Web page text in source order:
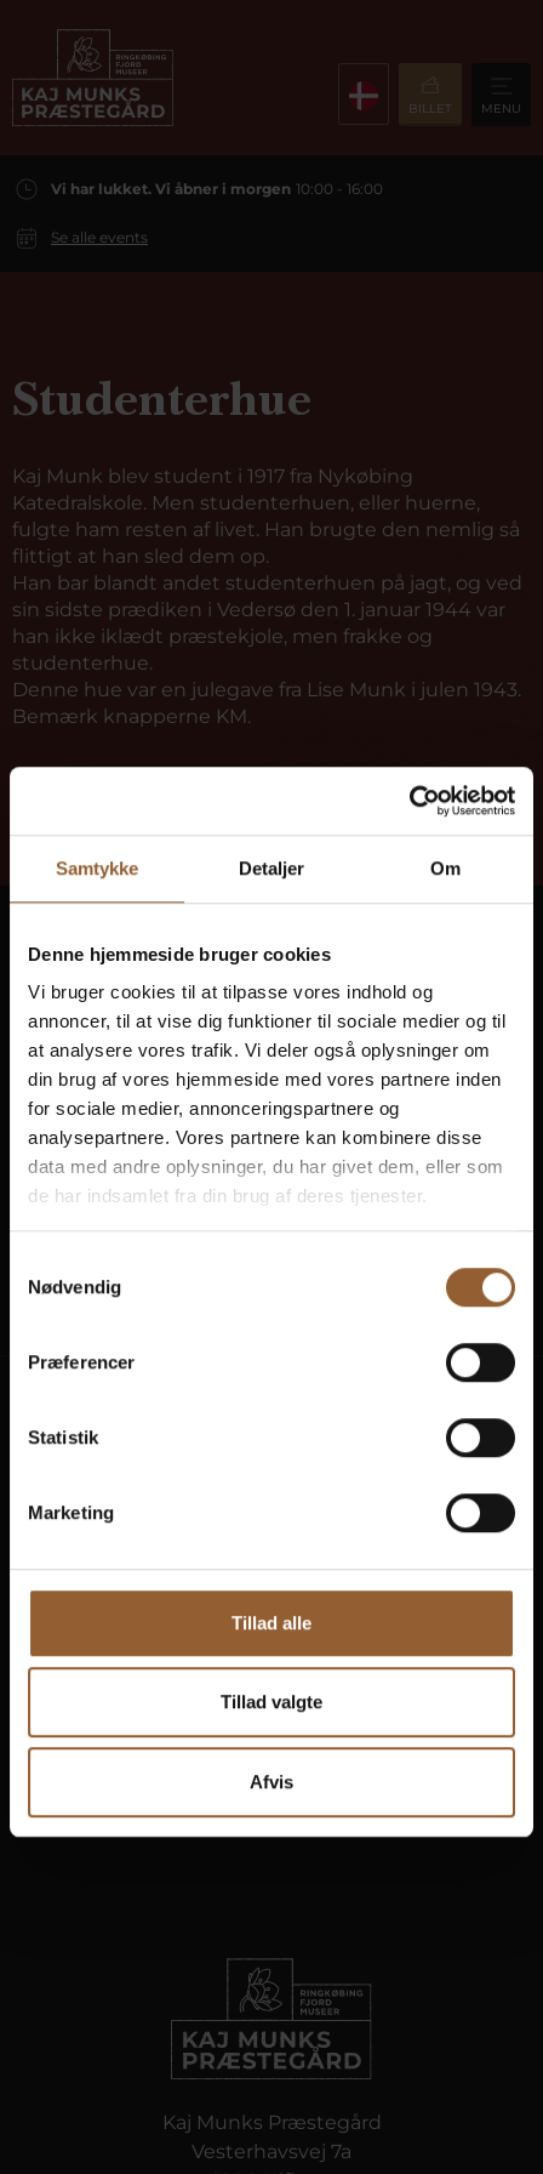
Samtykke Detaljer Om
Denne hjemmeside bruger cookies
Vi bruger cookies til at tilpasse vores indhold og
annoncer, til at vise dig funktioner til sociale medier og til
at analysere vores trafik. Vi deler også oplysninger om
din brug af vores hjemmeside med vores partnere inden
for sociale medier, annonceringspartnere og
analysepartnere. Vores partnere kan kombinere disse
data med andre oplysninger, du har givet dem, eller som
de har indsamlet fra din brug af deres tjenester.
Nødvendig
Præferencer
Statistik
Marketing
Tillad alle
Tillad valgte
Afvis
BILLET MENU
Vi har lukket. Vi åbner i morgen 10:00 - 16:00
Se alle events
Studenterhue
Kaj Munk blev student i 1917 fra Nykøbing
Katedralskole. Men studenterhuen, eller huerne,
fulgte ham resten af livet. Han brugte den nemlig så
flittigt at han sled dem op.
Han bar blandt andet studenterhuen på jagt, og ved
sin sidste prædiken i Vedersø den 1. januar 1944 var
han ikke iklædt præstekjole, men frakke og
studenterhue.
Denne hue var en julegave fra Lise Munk i julen 1943.
Bemærk knapperne KM.
Ringkøbing Fjord Museer
Få fri adgang til alle museer
Åbningstider
Kaj Munks Præstegård
Vesterhavsvej 7a